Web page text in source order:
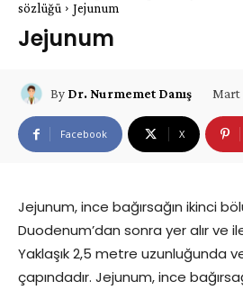
sözlüğü
Jejunum
Jejunum
By Dr. Nurmemet Danış Mart
Facebook X
Jejunum, ince bağırsağın ikinci
Duodenum’dan sonra yer alır ve
Yaklaşık 2,5 metre uzunluğunda
çapındadır. Jejunum, ince